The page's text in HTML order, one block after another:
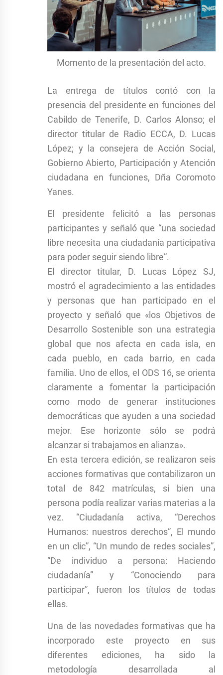
Momento de la presentación del acto.
La entrega de títulos contó con la
presencia del presidente en funciones del
Cabildo de Tenerife, D. Carlos Alonso; el
director titular de Radio ECCA, D. Lucas
López; y la consejera de Acción Social,
Gobierno Abierto, Participación y Atención
ciudadana en funciones, Dña Coromoto
Yanes.
El presidente felicitó a las personas
participantes y señaló que “una sociedad
libre necesita una ciudadanía participativa
para poder seguir siendo libre”.
El director titular, D. Lucas López SJ,
mostró el agradecimiento a las entidades
y personas que han participado en el
proyecto y señaló que «los Objetivos de
Desarrollo Sostenible son una estrategia
global que nos afecta en cada isla, en
cada pueblo, en cada barrio, en cada
familia. Uno de ellos, el ODS 16, se orienta
claramente a fomentar la participación
como modo de generar instituciones
democráticas que ayuden a una sociedad
mejor. Ese horizonte sólo se podrá
alcanzar si trabajamos en alianza».
En esta tercera edición, se realizaron seis
acciones formativas que contabilizaron un
total de 842 matrículas, si bien una
persona podía realizar varias materias a la
vez. “Ciudadanía activa, “Derechos
Humanos: nuestros derechos”, El mundo
en un clic”, “Un mundo de redes sociales”,
“De individuo a persona: Haciendo
ciudadanía” y “Conociendo para
participar”, fueron los títulos de todas
ellas.
Una de las novedades formativas que ha
incorporado este proyecto en sus
diferentes ediciones, ha sido la
metodología desarrollada al